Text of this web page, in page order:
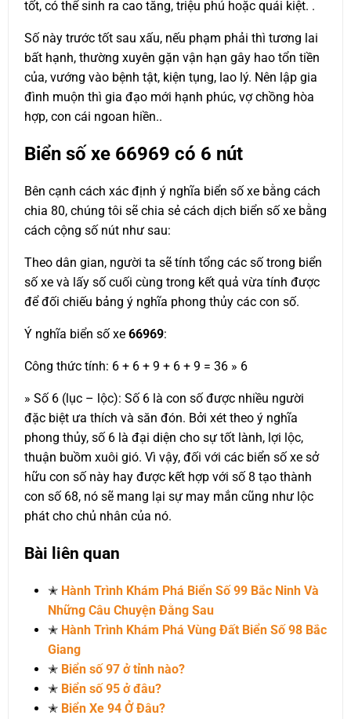
tốt, có thể sinh ra cao tăng, triệu phú hoặc quái kiệt. .
Số này trước tốt sau xấu, nếu phạm phải thì tương lai
bất hạnh, thường xuyên gặn vận hạn gây hao tổn tiền
của, vướng vào bệnh tật, kiện tụng, lao lý. Nên lập gia
đình muộn thì gia đạo mới hạnh phúc, vợ chồng hòa
hợp, con cái ngoan hiền..
Biển số xe 66969 có 6 nút
Bên cạnh cách xác định ý nghĩa biển số xe bằng cách
chia 80, chúng tôi sẽ chia sẻ cách dịch biển số xe bằng
cách cộng số nút như sau:
Theo dân gian, người ta sẽ tính tổng các số trong biển
số xe và lấy số cuối cùng trong kết quả vừa tính được
để đối chiếu bảng ý nghĩa phong thủy các con số.
Ý nghĩa biển số xe 66969:
Công thức tính: 6 + 6 + 9 + 6 + 9 = 36 » 6
» Số 6 (lục – lộc): Số 6 là con số được nhiều người
đặc biệt ưa thích và săn đón. Bởi xét theo ý nghĩa
phong thủy, số 6 là đại diện cho sự tốt lành, lợi lộc,
thuận buồm xuôi gió. Vì vậy, đối với các biển số xe sở
hữu con số này hay được kết hợp với số 8 tạo thành
con số 68, nó sẽ mang lại sự may mắn cũng như lộc
phát cho chủ nhân của nó.
Bài liên quan
✭ Hành Trình Khám Phá Biển Số 99 Bắc Ninh Và
Những Câu Chuyện Đằng Sau
✭ Hành Trình Khám Phá Vùng Đất Biển Số 98 Bắc
Giang
✭ Biển số 97 ở tỉnh nào?
✭ Biển số 95 ở đâu?
✭ Biển Xe 94 Ở Đâu?